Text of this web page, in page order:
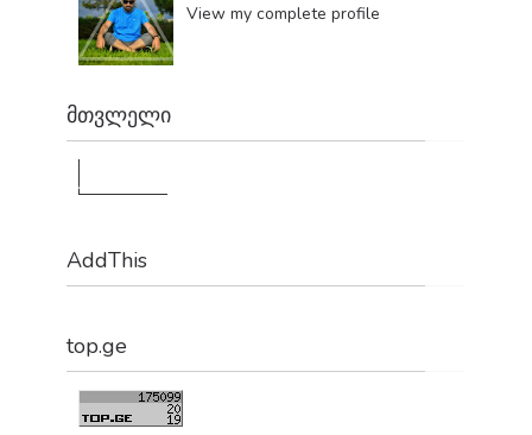
View my complete profile
მთვლელი
AddThis
top.ge